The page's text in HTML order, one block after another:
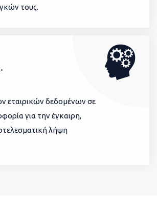
τους.
εταιρικών δεδομένων σε
για την έγκαιρη,
λήψη